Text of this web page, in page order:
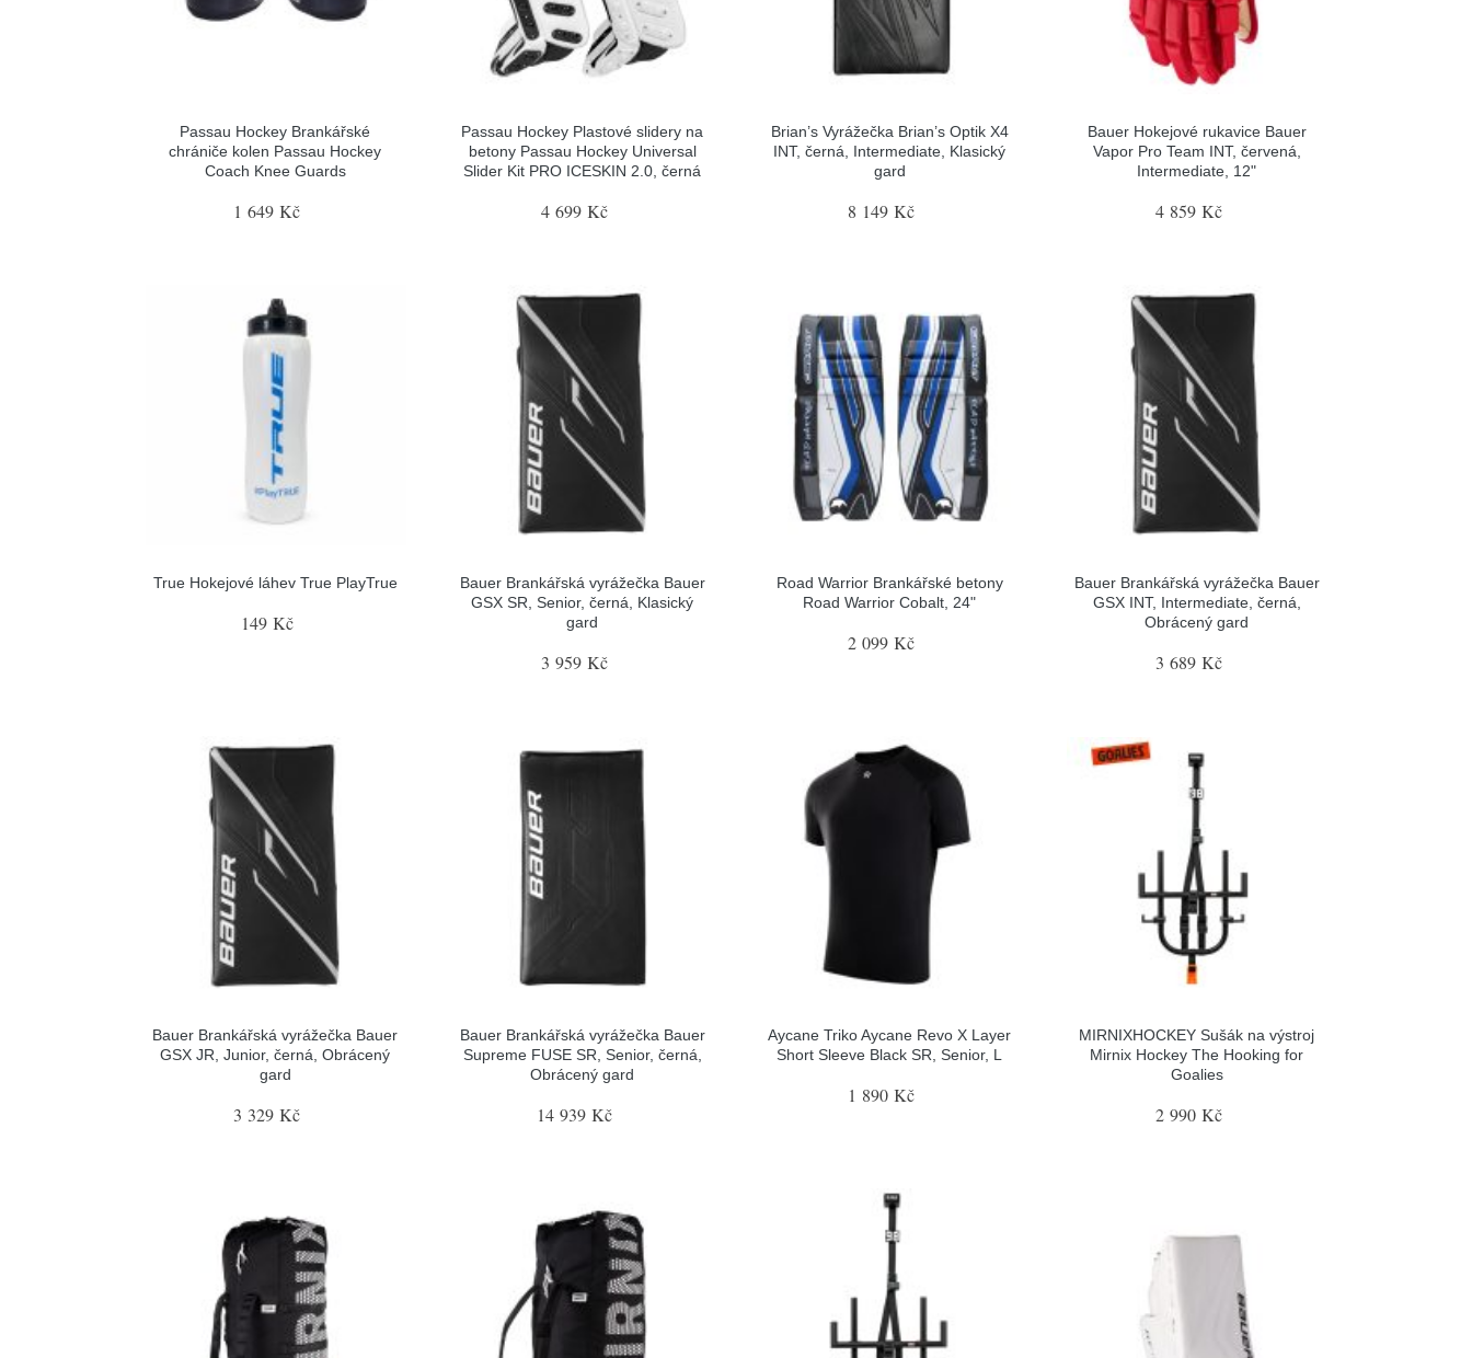
Passau Hockey Brankářské
chrániče kolen Passau Hockey
Coach Knee Guards
1 649 Kč
Passau Hockey Plastové slidery na
betony Passau Hockey Universal
Slider Kit PRO ICESKIN 2.0, černá
4 699 Kč
Brian’s Vyrážečka Brian’s Optik X4
INT, černá, Intermediate, Klasický
gard
8 149 Kč
Bauer Hokejové rukavice Bauer
Vapor Pro Team INT, červená,
Intermediate, 12"
4 859 Kč
True Hokejové láhev True PlayTrue
149 Kč
Bauer Brankářská vyrážečka Bauer
GSX SR, Senior, černá, Klasický
gard
3 959 Kč
Road Warrior Brankářské betony
Road Warrior Cobalt, 24"
2 099 Kč
Bauer Brankářská vyrážečka Bauer
GSX INT, Intermediate, černá,
Obrácený gard
3 689 Kč
Bauer Brankářská vyrážečka Bauer
GSX JR, Junior, černá, Obrácený
gard
3 329 Kč
Bauer Brankářská vyrážečka Bauer
Supreme FUSE SR, Senior, černá,
Obrácený gard
14 939 Kč
Aycane Triko Aycane Revo X Layer
Short Sleeve Black SR, Senior, L
1 890 Kč
MIRNIXHOCKEY Sušák na výstroj
Mirnix Hockey The Hooking for
Goalies
2 990 Kč